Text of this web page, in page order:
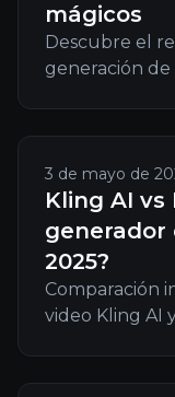
mágicos
Descubre el
generación de
3 de mayo de
Kling AI vs
generador
2025?
Comparación
video Kling AI